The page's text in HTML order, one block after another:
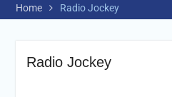
Home Radio Jockey
Radio Jockey